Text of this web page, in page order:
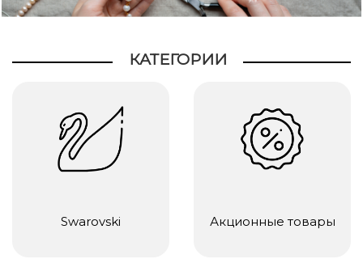
КАТЕГОРИИ
Swarovski Акционные товары